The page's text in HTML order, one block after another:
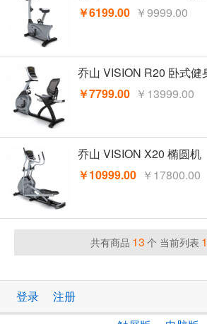
￥6199.00 ￥9999.00
乔山 VISION R20 卧式健
￥7799.00 ￥13999.00
乔山 VISION X20 椭圆机
￥10999.00 ￥17800.00
共有商品 13 个 当前列表
登录 注册